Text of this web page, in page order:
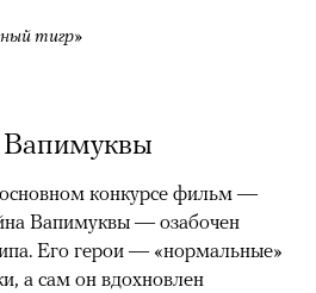
тигр»
конкурсе фильм —
Вапимуквы — озабочен
Его герои — «нормальные»
а сам он вдохновлен